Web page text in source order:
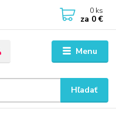
Menu
Hľadať
0 ks
za 0 €